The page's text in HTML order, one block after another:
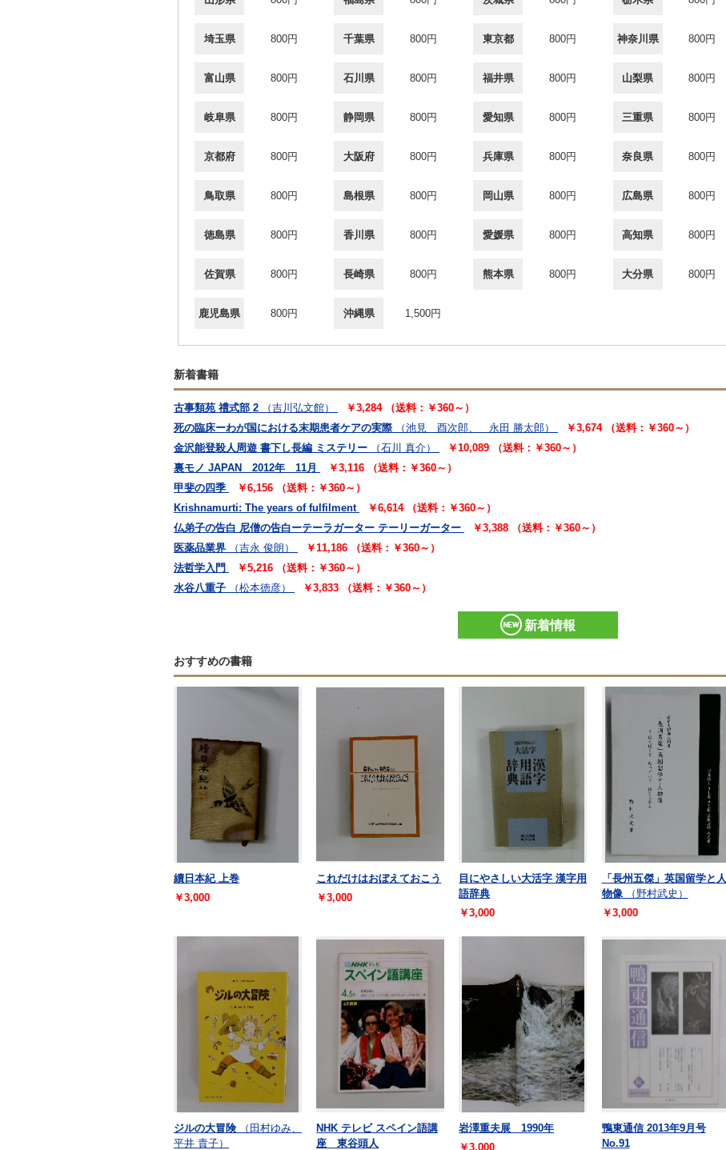
埼玉県 800円 千葉県 800円 東京都 800円 神奈川県 800円
富山県 800円 石川県 800円 福井県 800円 山梨県 800円
岐阜県 800円 静岡県 800円 愛知県 800円 三重県 800円
京都府 800円 大阪府 800円 兵庫県 800円 奈良県 800円
鳥取県 800円 島根県 800円 岡山県 800円 広島県 800円
徳島県 800円 香川県 800円 愛媛県 800円 高知県 800円
佐賀県 800円 長崎県 800円 熊本県 800円 大分県 800円
鹿児島県 800円 沖縄県 1,500円
新着書籍
古事類苑 禮式部 2 （吉川弘文館）
￥3,284 （送料：￥360～）
死の臨床ーわが国における末期患者ケアの実際
（池見 酉次郎、 永田 勝太郎）
￥3,674 （送料：￥360～）
金沢能登殺人周遊 書下し長編 ミステリー
（石川 真介）
￥10,089 （送料：￥360～）
裏モノ JAPAN 2012年 11月
￥3,116 （送料：￥360～）
甲斐の四季
￥6,156 （送料：￥360～）
Krishnamurti: The years of fulfilment
￥6,614 （送料：￥360～）
仏弟子の告白 尼僧の告白ーテーラガーター テーリーガーター
￥3,388 （送料：￥360～）
医薬品業界
（吉永 俊朗）
￥11,186 （送料：￥360～）
法哲学入門
￥5,216 （送料：￥360～）
水谷八重子
（松本徳彦） ￥3,833 （送料：￥360～）
新着情報
おすすめの書籍
續日本紀 上巻
￥3,000
これだけはおぼえておこう
￥3,000
目にやさしい大活字 漢字用
語辞典
￥3,000
「長州五傑」英国留学と人
物像
（野村武史）
￥3,000
ジルの大冒険
（田村ゆみ、
平井 貴子）
NHK テレビ スペイン語講
座 東谷頭人
岩澤重夫展 1990年
￥3,000
鴨東通信 2013年9月号
No.91